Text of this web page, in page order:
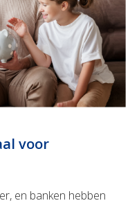
voor
en banken hebben